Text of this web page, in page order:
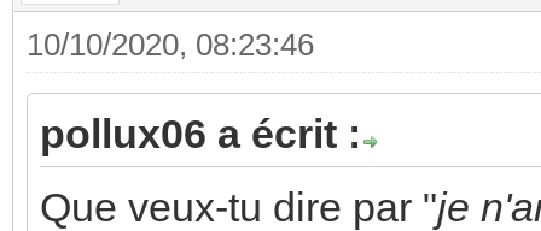
10/10/2020, 08:23:46
pollux06 a écrit :
Que veux-tu dire par "je